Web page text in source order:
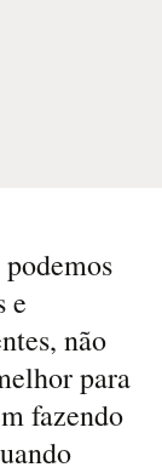
e
não
para
fazendo